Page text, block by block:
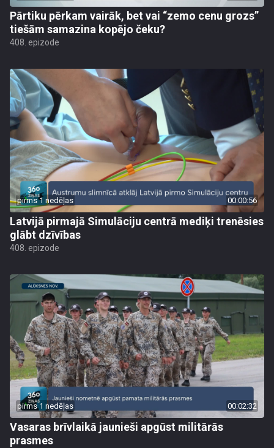
Pārtiku pērkam vairāk, bet vai “zemo cenu grozs”
tiešām samazina kopējo čeku?
408. epizode
pirms 1 nedēļas 00:00:56
Latvijā pirmajā Simulāciju centrā mediķi trenēsies
glābt dzīvības
408. epizode
pirms 1 nedēļas 00:02:32
Vasaras brīvlaikā jaunieši apgūst militārās
prasmes